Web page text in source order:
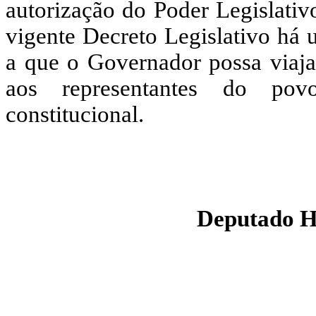
autorização do Poder
vigente Decreto Legislativo há
a que o Governador possa
aos representantes do
constitucional.
Deputado